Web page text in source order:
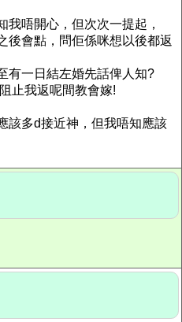
我唔開心，但次次一提起，
後會點，問佢係咪想以後都返
有一日結左婚先話俾人知?
止我返呢間教會嫁!
該多d接近神，但我唔知應該